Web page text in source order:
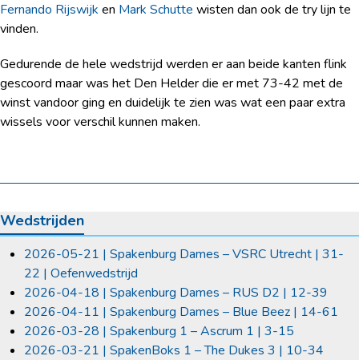
Fernando Rijswijk en Mark Schutte wisten dan ook de try lijn te
vinden.
Gedurende de hele wedstrijd werden er aan beide kanten flink
gescoord maar was het Den Helder die er met 73-42 met de
winst vandoor ging en duidelijk te zien was wat een paar extra
wissels voor verschil kunnen maken.
Wedstrijden
2026-05-21 | Spakenburg Dames – VSRC Utrecht | 31-
22 | Oefenwedstrijd
2026-04-18 | Spakenburg Dames – RUS D2 | 12-39
2026-04-11 | Spakenburg Dames – Blue Beez | 14-61
2026-03-28 | Spakenburg 1 – Ascrum 1 | 3-15
2026-03-21 | SpakenBoks 1 – The Dukes 3 | 10-34